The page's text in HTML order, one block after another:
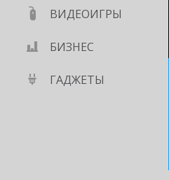
ВИДЕОИГРЫ
БИЗНЕС
ГАДЖЕТЫ